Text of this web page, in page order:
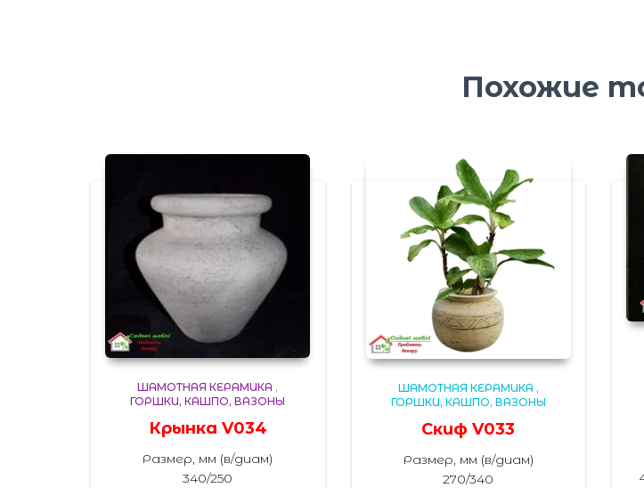
Похожие
ШАМОТНАЯ КЕРАМИКА ,
ГОРШКИ, КАШПО, ВАЗОНЫ
Крынка V034
Размер, мм (в/диам)
340/250
ШАМОТНАЯ КЕРАМИКА ,
ГОРШКИ, КАШПО, ВАЗОНЫ
Скиф V033
Размер, мм (в/диам)
270/340